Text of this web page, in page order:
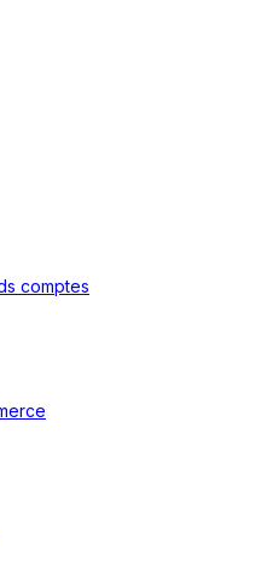
comptes